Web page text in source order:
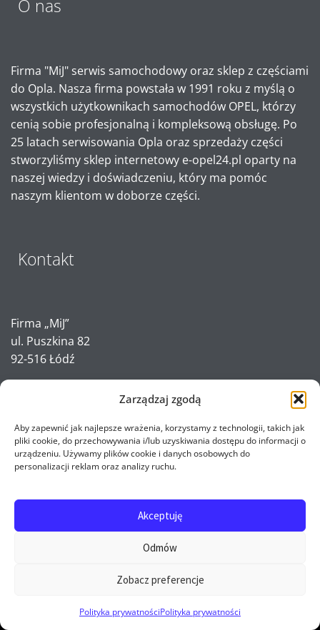
Zarządzaj zgodą
Aby zapewnić jak najlepsze wrażenia, korzystamy z technologii, takich jak
pliki cookie, do przechowywania i/lub uzyskiwania dostępu do informacji o
urządzeniu. Używamy plików cookie i danych osobowych do
personalizacji reklam oraz analizy ruchu.
Akceptuję
Odmów
Zobacz preferencje
Polityka prywatnościPolityka prywatności
O nas
Firma "MiJ" serwis samochodowy oraz sklep z częściami
do Opla. Nasza firma powstała w 1991 roku z myślą o
wszystkich użytkownikach samochodów OPEL, którzy
cenią sobie profesjonalną i kompleksową obsługę. Po
25 latach serwisowania Opla oraz sprzedaży części
stworzyliśmy sklep internetowy e-opel24.pl oparty na
naszej wiedzy i doświadczeniu, który ma pomóc
naszym klientom w doborze części.
Kontakt
Firma „MiJ”
ul. Puszkina 82
92-516 Łódź
e-sprzedaz@mij.pl
Odbiór osobisty zamówień:
92-103 Łódź
Sob: nieczynne